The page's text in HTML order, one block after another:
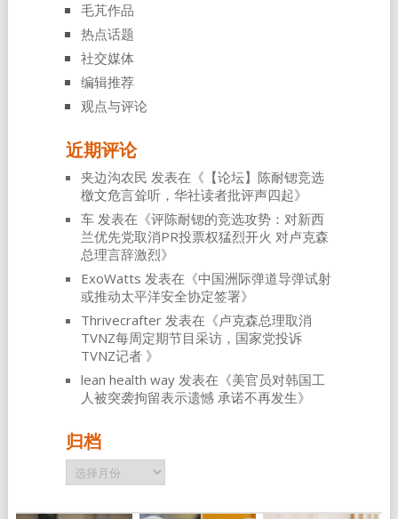
毛芃作品
热点话题
社交媒体
编辑推荐
观点与评论
近期评论
夹边沟农民 发表在《 【论坛】陈耐锶竞选
檄文危言耸听，华社读者批评声四起》
车发表在《评陈耐锶的竞选攻势：对新西
兰优先党取消PR投票权猛烈开火 对卢克森
总理言辞激烈》
ExoWatts 发表在《中国洲际弹道导弹试射
或推动太平洋安全协定签署》
Thrivecrafter发表在《卢克森总理取消
TVNZ每周定期节目采访，国家党投诉
TVNZ记者 》
lean health way发表在《美官员对韩国工
人被突袭拘留表示遗憾 承诺不再发生》
归档
归
档